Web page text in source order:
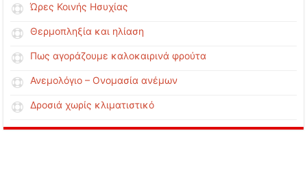
Ώρες Κοινής Ησυχίας
Θερμοπληξία και ηλίαση
Πως αγοράζουμε καλοκαιρινά φρούτα
Ανεμολόγιο – Ονομασία ανέμων
Δροσιά χωρίς κλιματιστικό